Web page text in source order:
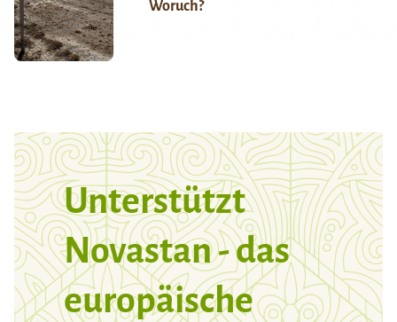
Woruch?
Unterstützt
Novastan - das
europäische